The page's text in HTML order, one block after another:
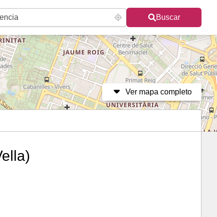
Buscar
Ver mapa completo